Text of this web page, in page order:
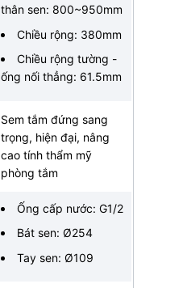
thân sen: 800~950mm
Chiều rộng: 380mm
Chiều rộng tường -
ống nối thẳng: 61.5mm
Sem tắm đứng sang
trọng, hiện đại, nâng
cao tính thẩm mỹ
phòng tắm
Ống cấp nước: G1/2
Bát sen: Ø254
Tay sen: Ø109